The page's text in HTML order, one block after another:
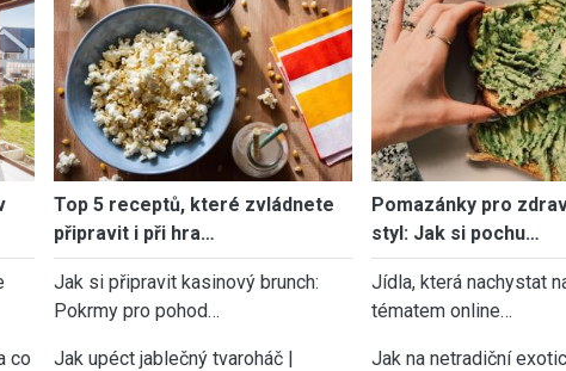
co
Top 5 receptů, které zvládnete
připravit i při hra…
Jak si připravit kasinový brunch:
Pokrmy pro pohod…
Jak upéct jablečný tvaroháč |
Pomazánky pro
styl: Jak si pochu…
Jídla, která nachystat
tématem online…
Jak na netradiční